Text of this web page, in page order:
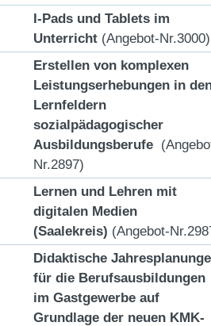
I-Pads und Tablets im
Unterricht (Angebot-Nr.3000)
Erstellen von komplexen
Leistungserhebungen in
Lernfeldern
sozialpädagogischer
Ausbildungsberufe
Nr.2897)
Lernen und Lehren mit
digitalen Medien
(Saalekreis) (Angebot-
Didaktische
für die Berufsausbildungen
im Gastgewerbe auf
Grundlage der neuen KMK-